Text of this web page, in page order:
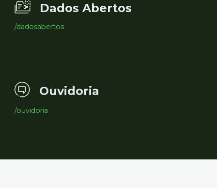
Dados Abertos
/dadosabertos
Ouvidoria
/ouvidoria